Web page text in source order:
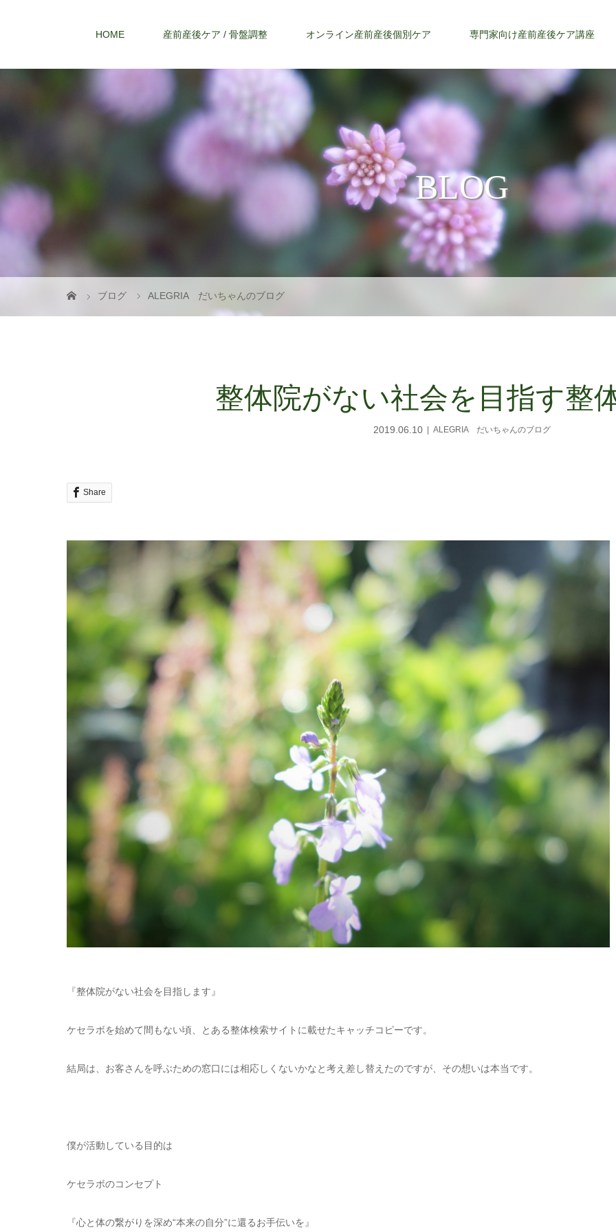
HOME 産前産後ケア / 骨盤調整 オンライン産前産後個別ケア 専門家向け産前産後ケア講座
BLOG
ブログ ALEGRIA だいちゃんのブログ
整体院がない社会を目指す整
2019.06.10 ALEGRIA だいちゃんのブログ
Share
『整体院がない社会を目指します』
ケセラボを始めて間もない頃、とある整体検索サイトに載せたキャッチコピーです。
結局は、お客さんを呼ぶための窓口には相応しくないかなと考え差し替えたのですが、その想いは本当です。
僕が活動している目的は
ケセラボのコンセプト
『心と体の繋がりを深め“本来の自分”に還るお手伝いを』